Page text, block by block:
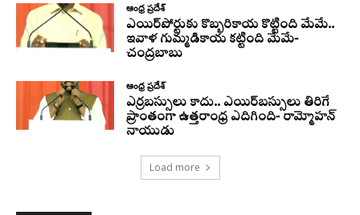
ఆంధ్ర ప్రదేశ్
ఎయిర్‌పోర్టుకు కొబ్బరికాయ కొట్టింది మేమే..
ఇవాళ గుమ్మడికాయ కట్టింది మేమే-
చంద్రబాబు
ఆంధ్ర ప్రదేశ్
ఎర్రబస్సులు కాదు.. ఎయిర్‌బస్సులు తిరిగే
ప్రాంతంగా ఉత్తరాంధ్ర ఎదిగింది- రామ్మోహన్
నాయుడు
Load more